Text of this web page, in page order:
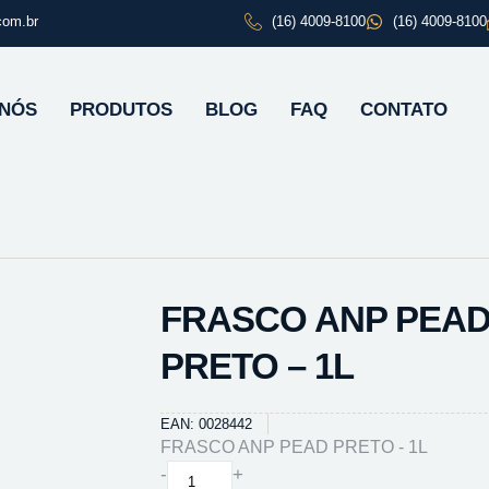
(16) 4009-8100 (16) 4009-8100
PRODUTOS BLOG FAQ CONTATO
FRASCO ANP
PRETO – 1L
EAN: 0028442
FRASCO ANP PEAD PRETO - 1L
-
FRASCO+